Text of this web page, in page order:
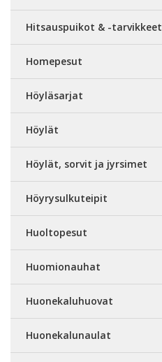
Hitsauspuikot & -tarvikkeet
Homepesut
Höyläsarjat
Höylät
Höylät, sorvit ja jyrsimet
Höyrysulkuteipit
Huoltopesut
Huomionauhat
Huonekaluhuovat
Huonekalunaulat